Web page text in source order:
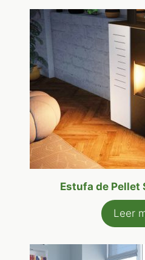
Estufa de Pellet
Leer